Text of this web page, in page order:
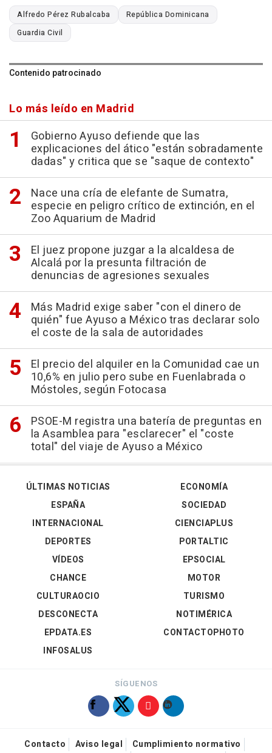
Alfredo Pérez Rubalcaba
República Dominicana
Guardia Civil
Contenido patrocinado
Lo más leído en Madrid
Gobierno Ayuso defiende que las
explicaciones del ático "están sobradamente
dadas" y critica que se "saque de contexto"
Nace una cría de elefante de Sumatra,
especie en peligro crítico de extinción, en el
Zoo Aquarium de Madrid
El juez propone juzgar a la alcaldesa de
Alcalá por la presunta filtración de
denuncias de agresiones sexuales
Más Madrid exige saber "con el dinero de
quién" fue Ayuso a México tras declarar solo
el coste de la sala de autoridades
El precio del alquiler en la Comunidad cae un
10,6% en julio pero sube en Fuenlabrada o
Móstoles, según Fotocasa
PSOE-M registra una batería de preguntas en
la Asamblea para "esclarecer" el "coste
total" del viaje de Ayuso a México
ÚLTIMAS NOTICIAS
ESPAÑA
INTERNACIONAL
DEPORTES
VÍDEOS
ECONOMÍA
SOCIEDAD
CIENCIAPLUS
PORTALTIC
EPSOCIAL
CHANCE
CULTURAOCIO
DESCONECTA
EPDATA.ES
INFOSALUS
MOTOR
TURISMO
NOTIMÉRICA
CONTACTOPHOTO
SÍGUENOS
Contacto Aviso legal
Cumplimiento normativo